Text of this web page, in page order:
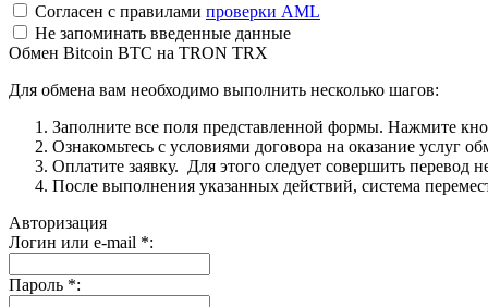
Согласен с правилами проверки AML
Не запоминать введенные данные
Обмен Bitcoin BTC на TRON TRX
Для обмена вам необходимо выполнить несколько шагов:
Заполните все поля представленной формы. Нажмите
Ознакомьтесь с условиями договора на оказание услуг
Оплатите заявку. Для этого следует совершить
После выполнения указанных действий, система
Авторизация
Логин или e-mail *:
Пароль *: